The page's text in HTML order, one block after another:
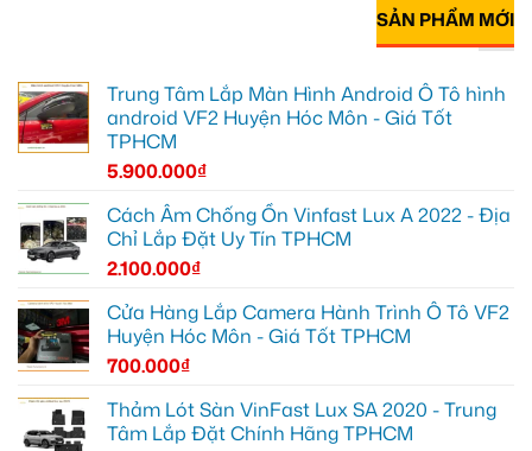
SẢN PHẨM MỚI
Trung Tâm Lắp Màn Hình Android Ô Tô hình
android VF2 Huyện Hóc Môn - Giá Tốt
TPHCM
5.900.000₫
Cách Âm Chống Ồn Vinfast Lux A 2022 - Địa
Chỉ Lắp Đặt Uy Tín TPHCM
2.100.000₫
Cửa Hàng Lắp Camera Hành Trình Ô Tô VF2
Huyện Hóc Môn - Giá Tốt TPHCM
700.000₫
Thảm Lót Sàn VinFast Lux SA 2020 - Trung
Tâm Lắp Đặt Chính Hãng TPHCM